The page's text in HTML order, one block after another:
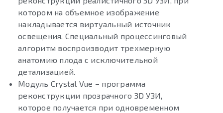
котором на объемное изображение
накладывается виртуальный источник
освещения. Специальный процессинговый
алгоритм воспроизводит трехмерную
анатомию плода с исключительной
детализацией.
Модуль Crystal Vue – программа
реконструкции прозрачного 3D УЗИ,
которое получается при одновременном